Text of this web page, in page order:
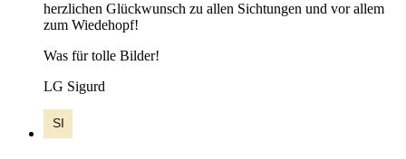
herzlichen Glückwunsch zu allen Sichtungen und vor allem
zum Wiedehopf!
Was für tolle Bilder!
LG Sigurd